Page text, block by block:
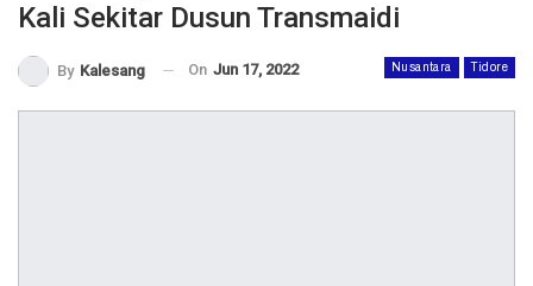
Kali Sekitar Dusun Transmaidi
Nusantara Tidore
By Kalesang On Jun 17, 2022